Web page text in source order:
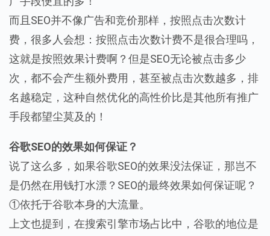
而且SEO并不像广告和竞价那样，按照点击次数计
费，很多人会想：按照点击次数计费不是很合理吗，
这就是按照效果计费啊？但是SEO无论被点击多少
次，都不会产生额外费用，甚至被点击次数越多，排
名越稳定，这种自然优化的高性价比是其他所有推广
手段都望尘莫及的！
谷歌SEO的效果如何保证？
说了这么多，如果谷歌SEO的效果没法保证，那岂不
是仍然在用钱打水漂？SEO的最终效果如何保证呢？
①依托于谷歌本身的大流量。
上文也提到，在搜索引擎市场占比中，谷歌的地位是